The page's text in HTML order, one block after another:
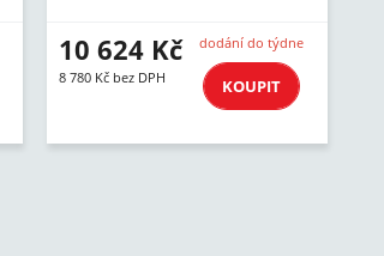
10 624 Kč
8 780 Kč bez DPH
dodání do týdne
KOUPIT